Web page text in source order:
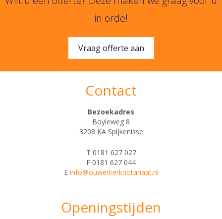
in orde!
Vraag offerte aan
Contact
Bezoekadres
Boyleweg 8
3208 KA Spijkenisse
T 0181 627 027
F 0181 627 044
E info@ouwerkerknotariaat.nl
Openingstijden